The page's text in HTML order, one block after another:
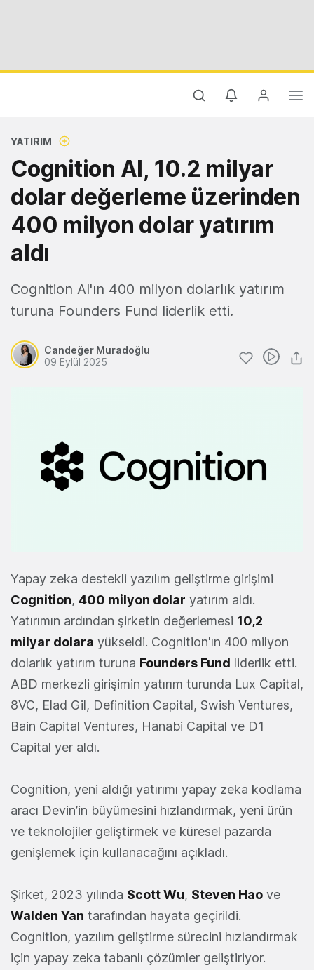
YATIRIM
Cognition AI, 10.2 milyar
dolar değerleme üzerinden
400 milyon dolar yatırım
aldı
Cognition AI'ın 400 milyon dolarlık yatırım
turuna Founders Fund liderlik etti.
Candeğer Muradoğlu
09 Eylül 2025
Yapay zeka destekli yazılım geliştirme girişimi
Cognition, 400 milyon dolar yatırım aldı.
Yatırımın ardından şirketin değerlemesi 10,2
milyar dolara yükseldi. Cognition'ın 400 milyon
dolarlık yatırım turuna Founders Fund liderlik etti.
ABD merkezli girişimin yatırım turunda Lux Capital,
8VC, Elad Gil, Definition Capital, Swish Ventures,
Bain Capital Ventures, Hanabi Capital ve D1
Capital yer aldı.
Cognition, yeni aldığı yatırımı yapay zeka kodlama
aracı Devin’in büyümesini hızlandırmak, yeni ürün
ve teknolojiler geliştirmek ve küresel pazarda
genişlemek için kullanacağını açıkladı.
Şirket, 2023 yılında Scott Wu, Steven Hao ve
Walden Yan tarafından hayata geçirildi.
Cognition, yazılım geliştirme sürecini hızlandırmak
için yapay zeka tabanlı çözümler geliştiriyor.